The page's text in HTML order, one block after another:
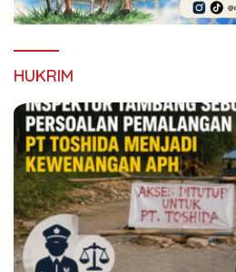
HUKRIM